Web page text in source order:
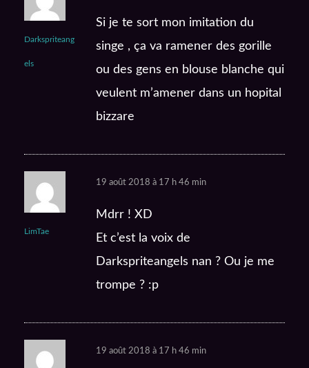
Darkspriteang
els
Si je te sort mon imitation du
singe , ça va ramener des gorille
ou des gens en blouse blanche qui
veulent m’amener dans un hopital
bizzare
LimTae
19 août 2018 à 17 h 46 min
Mdrr ! XD
Et c’est la voix de
Darkspriteangels nan ? Ou je me
trompe ? :p
19 août 2018 à 17 h 46 min